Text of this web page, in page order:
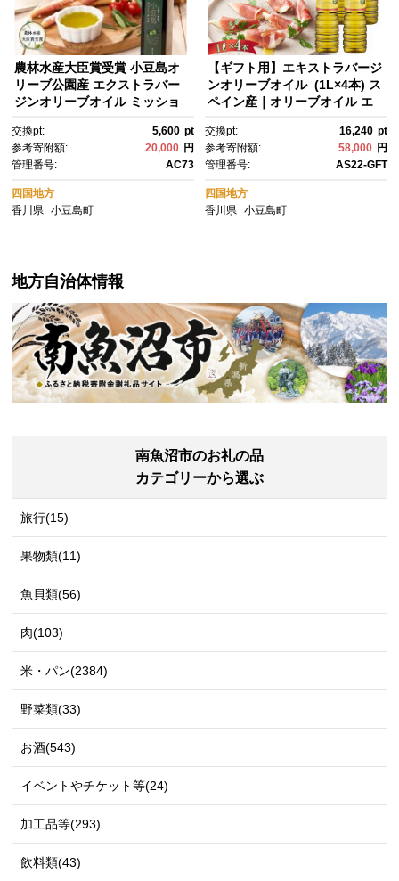
農林水産大臣賞受賞 小豆島オ
リーブ公園産 エクストラバー
ジンオリーブオイル ミッショ
リーブオイル エキストラバー
ジンオリーブオイル エキスト
ラ 小豆島 美味しい 人気
交換pt: 5,600 pt
参考寄附額:
20,000 円
管理番号:
AC73
四国地方
香川県
小豆島町
【ギフト用】エキストラバージ
ンオリーブオイル (1L×4本) ス
ペイン産｜オリーブオイル エ
バージン オリーブ油 食用
油 油 調味油 あぶら 香川 香川
県 小豆島 土産 お土産 お取り寄
せ
交換pt: 16,240 pt
参考寄附額:
58,000 円
管理番号:
AS22-GFT
四国地方
香川県 小豆島町
地方自治体情報
南魚沼市のお礼の品
カテゴリーから選ぶ
旅行(15)
果物類(11)
魚貝類(56)
肉(103)
米・パン(2384)
野菜類(33)
お酒(543)
イベントやチケット等(24)
加工品等(293)
飲料類(43)